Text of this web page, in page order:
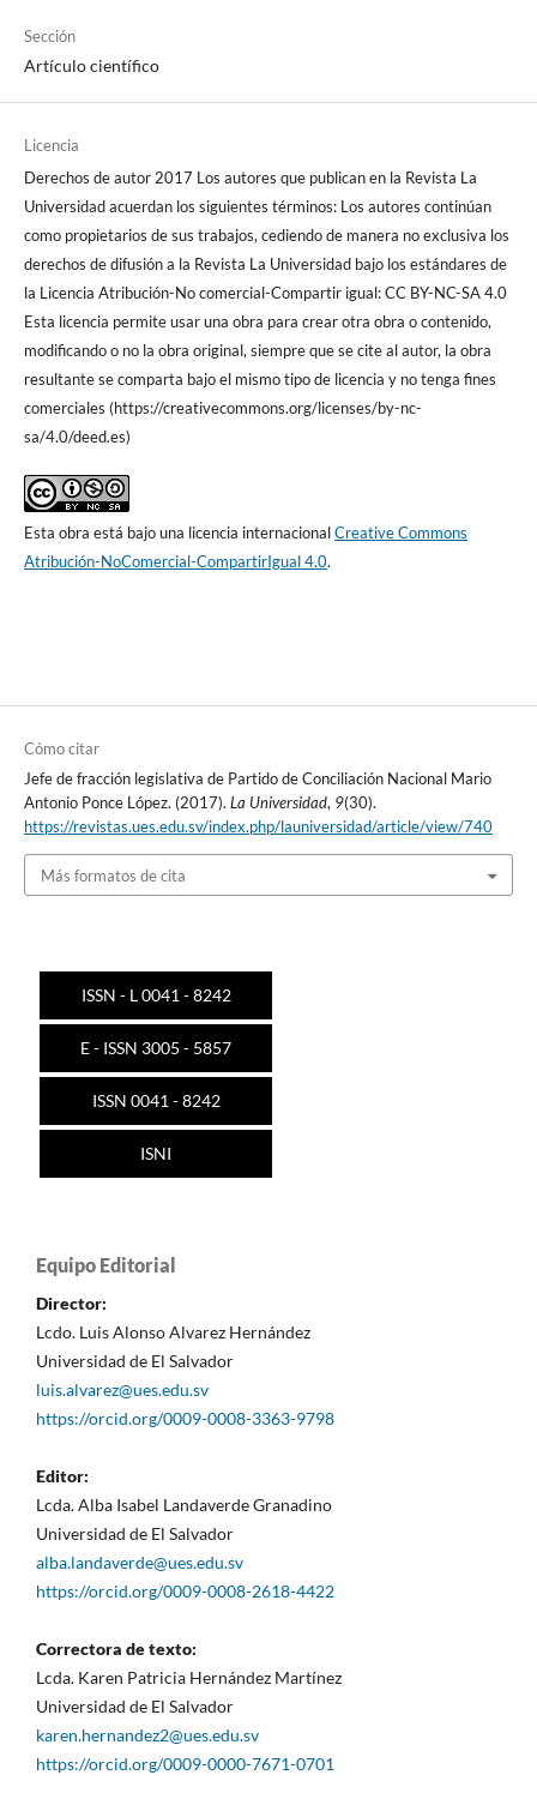
Sección
Artículo científico
Licencia
Derechos de autor 2017 Los autores que publican en la Revista La
Universidad acuerdan los siguientes términos: Los autores continúan
como propietarios de sus trabajos, cediendo de manera no exclusiva los
derechos de difusión a la Revista La Universidad bajo los estándares de
la Licencia Atribución-No comercial-Compartir igual: CC BY-NC-SA 4.0
Esta licencia permite usar una obra para crear otra obra o contenido,
modificando o no la obra original, siempre que se cite al autor, la obra
resultante se comparta bajo el mismo tipo de licencia y no tenga fines
comerciales (https://creativecommons.org/licenses/by-nc-
sa/4.0/deed.es)
Esta obra está bajo una licencia internacionalCreative Commons
Atribución-NoComercial-CompartirIgual 4.0.
Cómo citar
Jefe de fracción legislativa de Partido de Conciliación Nacional Mario
Antonio Ponce López. (2017). La Universidad, 9(30).
https://revistas.ues.edu.sv/index.php/launiversidad/article/view/740
Más formatos de cita
ISSN - L 0041 - 8242
E - ISSN 3005 - 5857
ISSN 0041 - 8242
ISNI
Equipo Editorial
Director:
Lcdo. Luis Alonso Alvarez Hernández
Universidad de El Salvador
luis.alvarez@ues.edu.sv
https://orcid.org/0009-0008-3363-9798
Editor:
Lcda. Alba Isabel Landaverde Granadino
Universidad de El Salvador
alba.landaverde@ues.edu.sv
https://orcid.org/0009-0008-2618-4422
Correctora de texto:
Lcda. Karen Patricia Hernández Martínez
Universidad de El Salvador
karen.hernandez2@ues.edu.sv
https://orcid.org/0009-0000-7671-0701